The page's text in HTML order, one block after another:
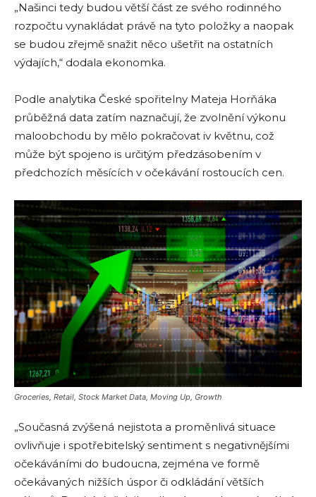
„Našinci tedy budou větší část ze svého rodinného
rozpočtu vynakládat právě na tyto položky a naopak
se budou zřejmě snažit něco ušetřit na ostatních
výdajích,“ dodala ekonomka.
Podle analytika České spořitelny Mateja Horňáka
průběžná data zatím naznačují, že zvolnění výkonu
maloobchodu by mělo pokračovat iv květnu, což
může být spojeno is určitým předzásobením v
předchozích měsících v očekávání rostoucích cen.
Groceries, Retail, Stock Market Data, Moving Up, Growth
„Současná zvýšená nejistota a proměnlivá situace
ovlivňuje i spotřebitelský sentiment s negativnějšími
očekáváními do budoucna, zejména ve formě
očekávaných nižších úspor či odkládání větších